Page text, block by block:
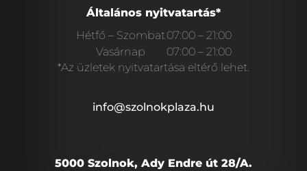
Általános nyitvatartás*
Hétfő – Szombat07:00 – 21:00
Vasárnap
07:00 – 21:00
*Az üzletek nyitvatartása eltérő lehet.
info@szolnokplaza.hu
5000 Szolnok, Ady Endre út 28/A.